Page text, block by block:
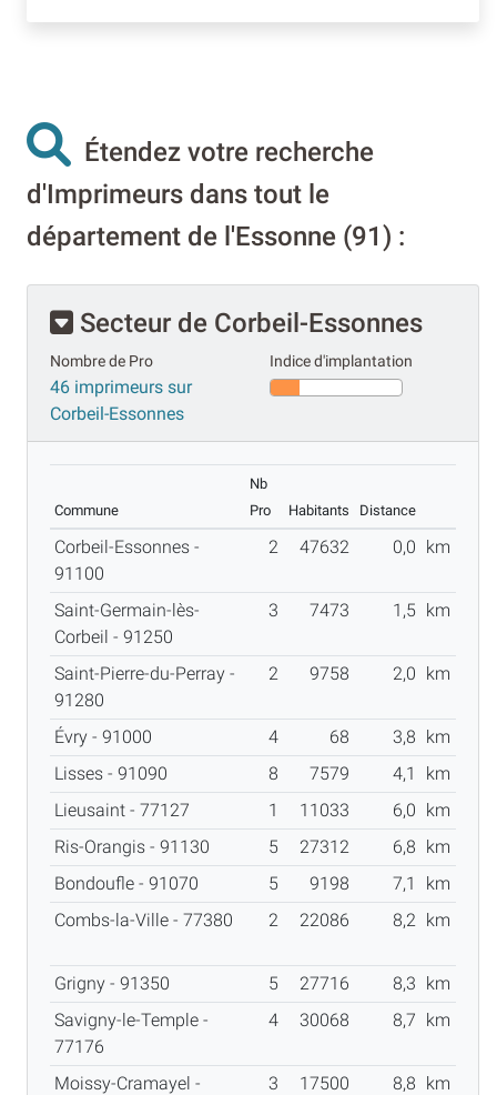
Étendez votre recherche
d'Imprimeurs dans tout le
département de l'Essonne (91) :
Secteur de Corbeil-Essonnes
Nombre de Pro
46 imprimeurs sur
Corbeil-Essonnes
Indice d'implantation
Commune
Nb
Pro
Habitants Distance
Corbeil-Essonnes -
91100
2 47632 0,0 km
Saint-Germain-lès-
Corbeil - 91250
3 7473 1,5 km
Saint-Pierre-du-Perray -
91280
2 9758 2,0 km
Évry - 91000 4 68 3,8 km
Lisses - 91090
8 7579 4,1
km
Lieusaint - 77127
1 11033 6,0 km
Ris-Orangis - 91130
5 27312 6,8 km
Bondoufle - 91070
5 9198 7,1
km
Combs-la-Ville - 77380
2 22086 8,2 km
Grigny - 91350 5 27716 8,3 km
Savigny-le-Temple -
77176
4 30068 8,7 km
Moissy-Cramayel -
3 17500 8,8 km